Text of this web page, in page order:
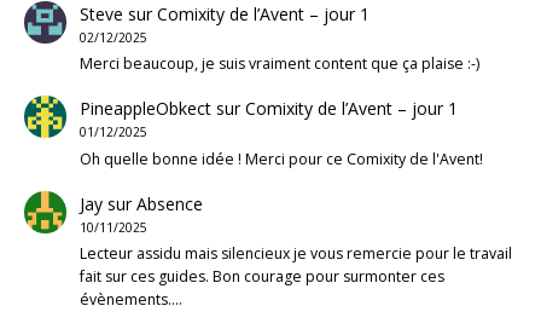
Steve surComixity de l’Avent – jour 1
02/12/2025
Merci beaucoup, je suis vraiment content que ça plaise :-)
PineappleObkectsurComixity de l’Avent – jour 1
01/12/2025
Oh quelle bonne idée ! Merci pour ce Comixity de l'Avent!
JaysurAbsence
10/11/2025
Lecteur assidu mais silencieux je vous remercie pour le travail
fait sur ces guides. Bon courage pour surmonter ces
évènements.…